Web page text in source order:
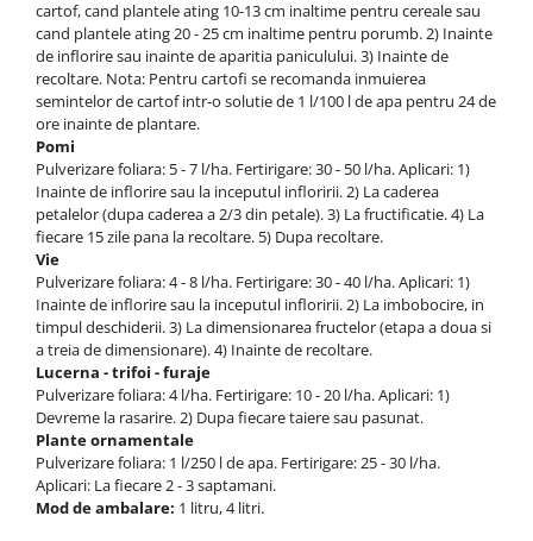
cartof, cand plantele ating 10-13 cm inaltime pentru cereale sau
cand plantele ating 20 - 25 cm inaltime pentru porumb. 2) Inainte
de inflorire sau inainte de aparitia paniculului. 3) Inainte de
recoltare. Nota: Pentru cartofi se recomanda inmuierea
semintelor de cartof intr-o solutie de 1 l/100 l de apa pentru 24 de
ore inainte de plantare.
Pomi
Pulverizare foliara: 5 - 7 l/ha. Fertirigare: 30 - 50 l/ha. Aplicari: 1)
Inainte de inflorire sau la inceputul infloririi. 2) La caderea
petalelor (dupa caderea a 2/3 din petale). 3) La fructificatie. 4) La
fiecare 15 zile pana la recoltare. 5) Dupa recoltare.
Vie
Pulverizare foliara: 4 - 8 l/ha. Fertirigare: 30 - 40 l/ha. Aplicari: 1)
Inainte de inflorire sau la inceputul infloririi. 2) La imbobocire, in
timpul deschiderii. 3) La dimensionarea fructelor (etapa a doua si
a treia de dimensionare). 4) Inainte de recoltare.
Lucerna - trifoi - furaje
Pulverizare foliara: 4 l/ha. Fertirigare: 10 - 20 l/ha. Aplicari: 1)
Devreme la rasarire. 2) Dupa fiecare taiere sau pasunat.
Plante ornamentale
Pulverizare foliara: 1 l/250 l de apa. Fertirigare: 25 - 30 l/ha.
Aplicari: La fiecare 2 - 3 saptamani.
Mod de ambalare: 1 litru, 4 litri.